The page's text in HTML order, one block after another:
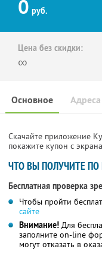
0 руб.
Цена без скидки:
∞
Основное Адреса
Скачайте приложение
покажите купон с
ЧТО ВЫ ПОЛУЧИТЕ ПО
Бесплатная проверка
Чтобы пройти
сайте
Внимание! Для
заполните on-line
могут отказать в